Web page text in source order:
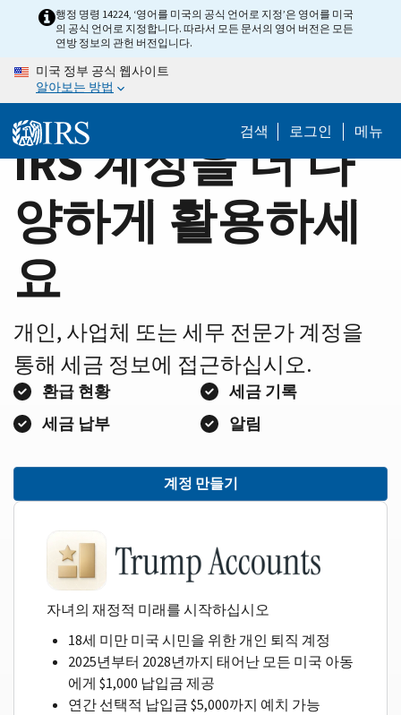
content
Home행정 명령 14224, ‘영어를 미국의 공식 언어로 지정’은 영어를 미국
의 공식 언어로 지정합니다. 따라서 모든 문서의 영어 버전은 모든
연방 정보의 관헌 버전입니다.
미국 정부 공식 웹사이트
알아보는 방법
검색 로그인 메뉴
IRS 계정을 더 다
양하게 활용하세
요
개인, 사업체 또는 세무 전문가 계정을
통해 세금 정보에 접근하십시오.
환급 현황
세금 기록
세금 납부
알림
계정 만들기
자녀의 재정적 미래를 시작하십시오
18세 미만 미국 시민을 위한 개인 퇴직 계정
2025년부터 2028년까지 태어난 모든 미국 아동
에게 $1,000 납입금 제공
연간 선택적 납입금 $5,000까지 예치 가능